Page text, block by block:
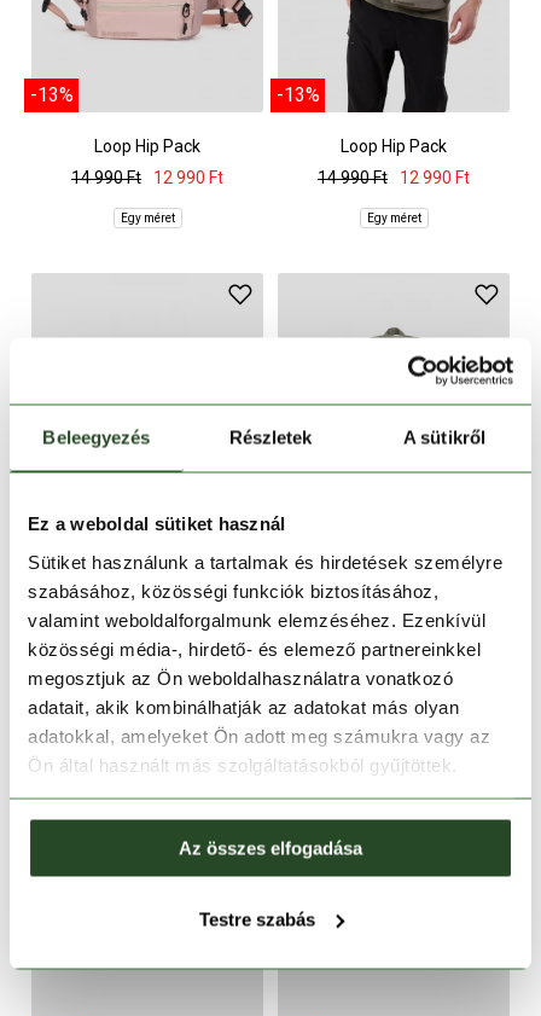
Beleegyezés Részletek A sütikről
Ez a weboldal sütiket használ
Sütiket használunk a tartalmak és hirdetések személyre
szabásához, közösségi funkciók biztosításához,
valamint weboldalforgalmunk elemzéséhez. Ezenkívül
közösségi média-, hirdető- és elemező partnereinkkel
megosztjuk az Ön weboldalhasználatra vonatkozó
adatait, akik kombinálhatják az adatokat más olyan
adatokkal, amelyeket Ön adott meg számukra vagy az
Ön által használt más szolgáltatásokból gyűjtöttek.
Az összes elfogadása
Testre szabás
-13%
Loop Hip Pack
14 990 Ft
12 990 Ft
Egy méret
-13%
Loop Hip Pack
14 990 Ft
12 990 Ft
Egy méret
-13%
Loop Hip Pack
14 990 Ft
12 990 Ft
Egy méret
CSAK ONLINE
-15%
Desert Backpack
19 990 Ft
16 990 Ft
Egy méret